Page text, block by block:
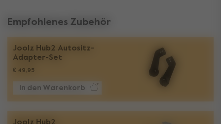
Empfohlenes Zubehör
Joolz Hub2 Autositz-
Adapter-Set
€ 49,95
in den Warenkorb